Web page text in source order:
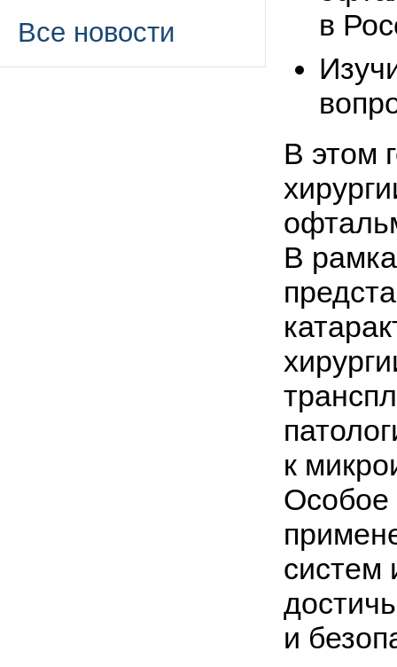
Все новости
в
В этом
В
к
Особое
систем
и